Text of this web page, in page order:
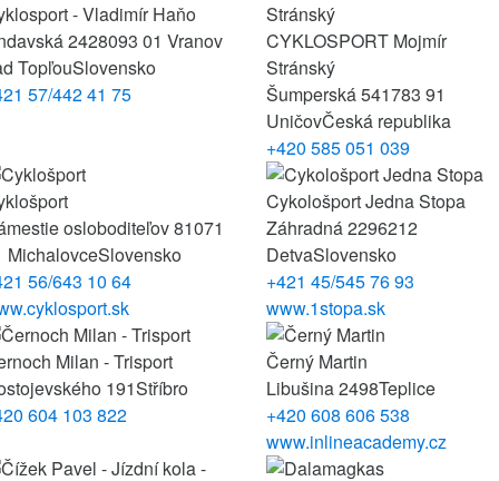
- Vladimír Haňo
2428093 01 Vranov
TopľouSlovensko
57/442 41 75
CYKLOSPORT Mojmír
Stránský
Šumperská 541783 91
UničovČeská republika
+420 585 051 039
osloboditeľov 81071
MichalovceSlovensko
56/643 10 64
Cykološport Jedna Stopa
Záhradná 2296212
DetvaSlovensko
+421 45/545 76 93
www.1stopa.sk
Milan - Trisport
191Stříbro
604 103 822
Černý Martin
Libušina 2498Teplice
+420 608 606 538
www.inlineacademy.cz